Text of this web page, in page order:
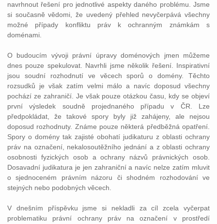
navrhnout řešení pro jednotlivé aspekty daného problému. Jsme
si současně vědomi, že uvedený přehled nevyčerpává všechny
možné případy konfliktu práv k ochranným známkám s
doménami.
O budoucím vývoji právní úpravy doménových jmen můžeme
dnes pouze spekulovat. Navrhli jsme několik řešení. Inspirativní
jsou soudní rozhodnutí ve věcech sporů o domény. Těchto
rozsudků je však zatím velmi málo a navíc doposud všechny
pochází ze zahraničí. Je však pouze otázkou času, kdy se objeví
první výsledek soudně projednaného případu v ČR. Lze
předpokládat, že takové spory byly již zahájeny, ale nejsou
doposud rozhodnuty. Známe pouze některá předběžná opatření.
Spory o domény tak zajisté obohatí judikaturu z oblasti ochrany
práv na označení, nekalosoutěžního jednání a z oblasti ochrany
osobnosti fyzických osob a ochrany názvů právnických osob.
Dosavadní judikatura je jen zahraniční a navíc nelze zatím mluvit
o sjednoceném právním názoru či shodném rozhodování ve
stejných nebo podobných věcech.
V dnešním příspěvku jsme si nekladli za cíl zcela vyčerpat
problematiku právní ochrany práv na označení v prostředí